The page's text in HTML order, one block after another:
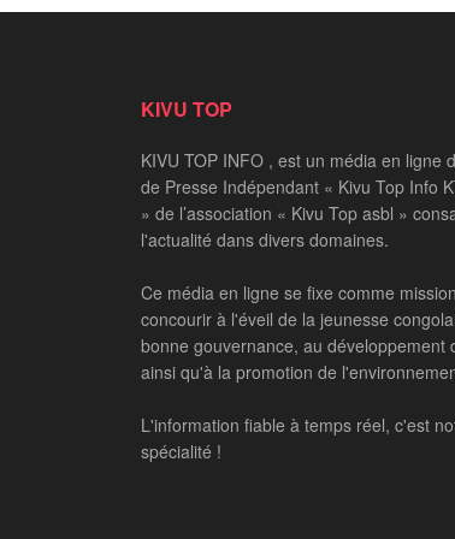
KIVU TOP
KIVU TOP INFO , est un média en ligne
de Presse Indépendant « Kivu Top Info
» de l’association « Kivu Top asbl »
l'actualité dans divers domaines.
Ce média en ligne se fixe comme
concourir à l'éveil de la jeunesse
bonne gouvernance, au développement
ainsi qu'à la promotion de
L'information fiable à temps réel, c'est
spécialité !